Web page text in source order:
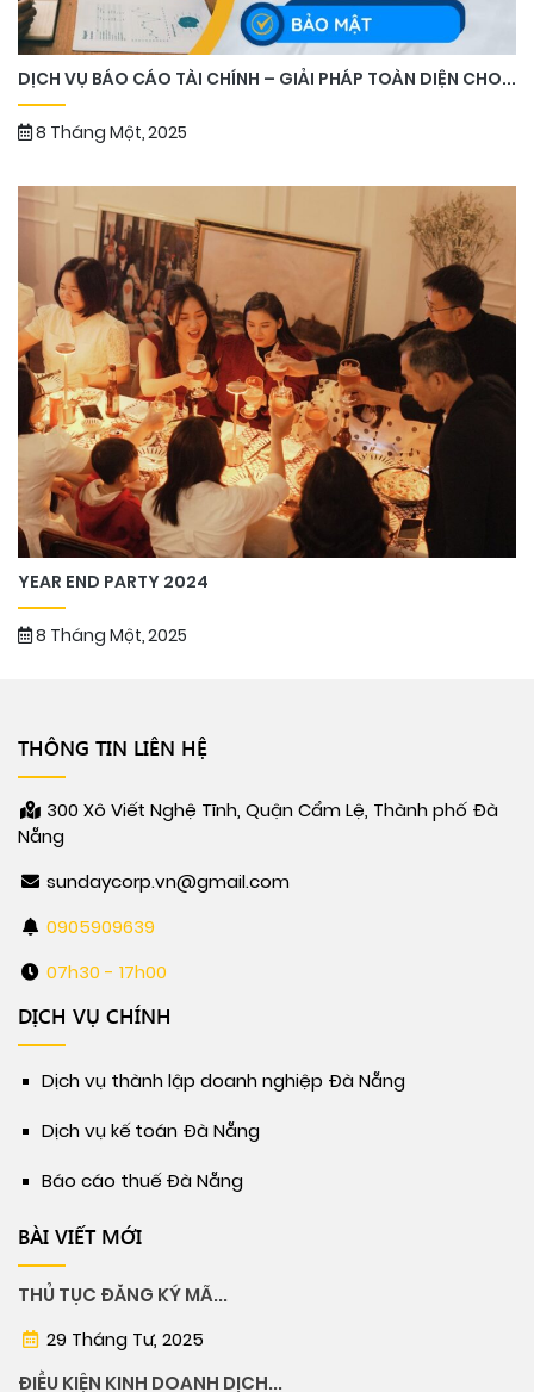
DỊCH VỤ BÁO CÁO TÀI CHÍNH – GIẢI PHÁP TOÀN DIỆN CHO...
8 Tháng Một, 2025
YEAR END PARTY 2024
8 Tháng Một, 2025
THÔNG TIN LIÊN HỆ
300 Xô Viết Nghệ Tĩnh, Quận Cẩm Lệ, Thành phố Đà
Nẵng
sundaycorp.vn@gmail.com
0905909639
07h30 - 17h00
DỊCH VỤ CHÍNH
Dịch vụ thành lập doanh nghiệp Đà Nẵng
Dịch vụ kế toán Đà Nẵng
Báo cáo thuế Đà Nẵng
BÀI VIẾT MỚI
THỦ TỤC ĐĂNG KÝ MÃ...
29 Tháng Tư, 2025
ĐIỀU KIỆN KINH DOANH DỊCH...